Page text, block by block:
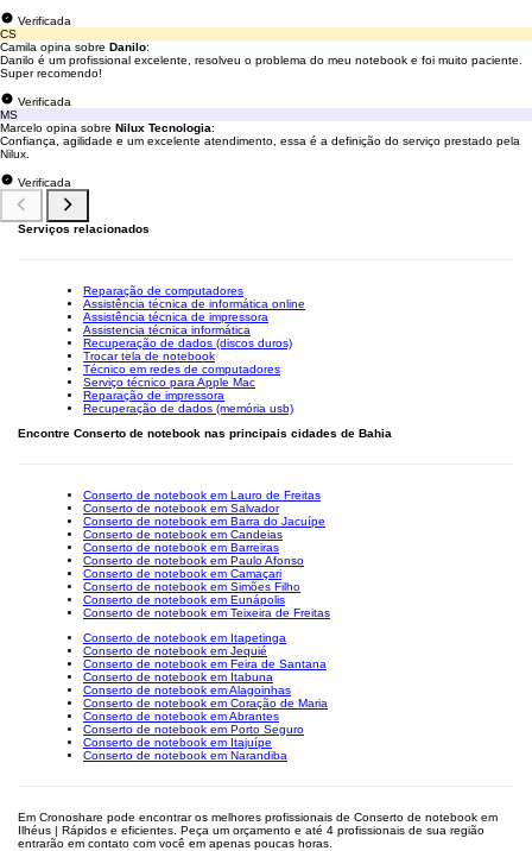
Verificada
CS
Camila opina sobre Danilo:
Danilo é um profissional excelente, resolveu o problema do meu notebook e foi muito paciente.
Super recomendo!
Verificada
MS
Marcelo opina sobre Nilux Tecnologia:
Confiança, agilidade e um excelente atendimento, essa é a definição do serviço prestado pela
Nilux.
Verificada
Serviços relacionados
Reparação de computadores
Assistência técnica de informática online
Assistência técnica de impressora
Assistencia técnica informática
Recuperação de dados (discos duros)
Trocar tela de notebook
Técnico em redes de computadores
Serviço técnico para Apple Mac
Reparação de impressora
Recuperação de dados (memória usb)
Encontre Conserto de notebook nas principais cidades de Bahia
Conserto de notebook em Lauro de Freitas
Conserto de notebook em Salvador
Conserto de notebook em Barra do Jacuípe
Conserto de notebook em Candeias
Conserto de notebook em Barreiras
Conserto de notebook em Paulo Afonso
Conserto de notebook em Camaçari
Conserto de notebook em Simões Filho
Conserto de notebook em Eunápolis
Conserto de notebook em Teixeira de Freitas
Conserto de notebook em Itapetinga
Conserto de notebook em Jequié
Conserto de notebook em Feira de Santana
Conserto de notebook em Itabuna
Conserto de notebook em Alagoinhas
Conserto de notebook em Coração de Maria
Conserto de notebook em Abrantes
Conserto de notebook em Porto Seguro
Conserto de notebook em Itajuípe
Conserto de notebook em Narandiba
Em Cronoshare pode encontrar os melhores profissionais de Conserto de notebook em
Ilhéus | Rápidos e eficientes. Peça um orçamento e até 4 profissionais de sua região
entrarão em contato com você em apenas poucas horas.